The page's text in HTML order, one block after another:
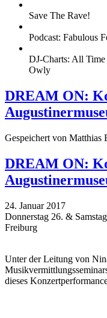
Save The Rave!
Podcast: Fabulous
DJ-Charts: All
Owly
DREAM ON:
Gespeichert von Matthias
DREAM ON:
24. Januar 2017
Donnerstag 26. &
Freiburg
Unter der Leitung von
dieses